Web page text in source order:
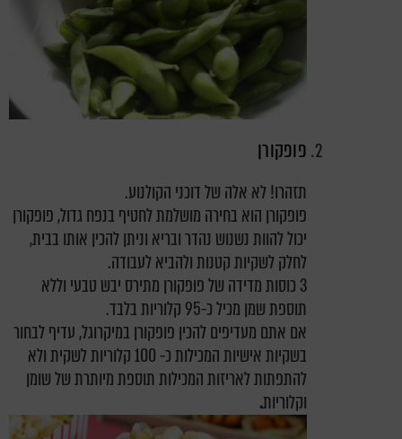
פופקורן
תזהרו! לא אלה של דוכני הקולנוע.
פופקורן הוא בחירה מושלמת לחטיף בנפח גדול, פופקורן
יכול להוות נשנוש נהדר ובריא וניתן להכין אותו בבית,
לחלק לשקיות קטנות ולהביא לעבודה.
3 כוסות מדידה של פופקורן מתירס יבש טבעי וללא
תוספת שמן מכיל כ-95 קלוריות בלבד.
אם אתם מעדיפים להכין פופקורן במיקרוגל, עדיף לבחור
בשקיות אישיות המכילות כ- 100 קלוריות לשקית ולא
להתפתות לאריזות המכילות תוספת מיותרת של שומן
וקלוריות.